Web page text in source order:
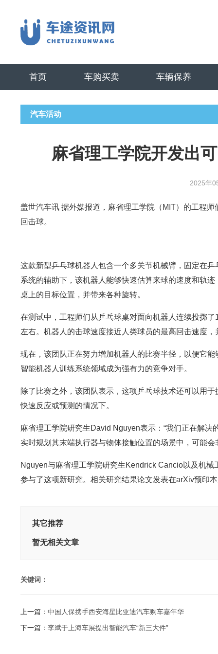
首页 车购买卖 车辆保养
汽车活动
麻省理工学院开发出
2025年
盖世汽车讯 据外媒报道，麻省理工学院（MIT）的工程
回击球。
这款新型乒乓球机器人包含一个多关节机械臂，固定在
系统的辅助下，该机器人能够快速估算来球的速度和
桌上的目标位置，并带来各种旋转。
在测试中，工程师们从乒乓球桌对面向机器人连续投掷
左右。机器人的击球速度接近人类球员的最高回击速度
现在，该团队正在努力增加机器人的比赛半径，以便它
智能机器人训练系统领域成为强有力的竞争对手。
除了比赛之外，该团队表示，这项乒乓球技术还可以用
快速反应或预测的情况下。
麻省理工学院研究生David Nguyen表示：“我们正在解
实时规划其末端执行器与物体接触位置的场景中，可能会
Nguyen与麻省理工学院研究生Kendrick Cancio以及机
参与了这项新研究。相关研究结果论文发表在arXiv预印
其它推荐
暂无相关文章
关键词：
上一篇： 中国人保携手西安海星比亚迪汽车购车嘉年华
下一篇： 李斌于上海车展提出智能汽车“新三大件”